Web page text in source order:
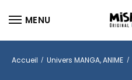
MENU
Accueil / Univers MANGA, ANIME /